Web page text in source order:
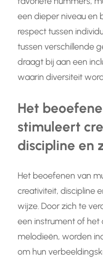
een dieper niveau en
respect tussen
tussen verschillende
draagt bij aan een
waarin diversiteit
Het
stimuleert
discipline en
Het beoefenen van
creativiteit, discipline
wijze. Door zich te
een instrument of het
melodieën, worden
om hun